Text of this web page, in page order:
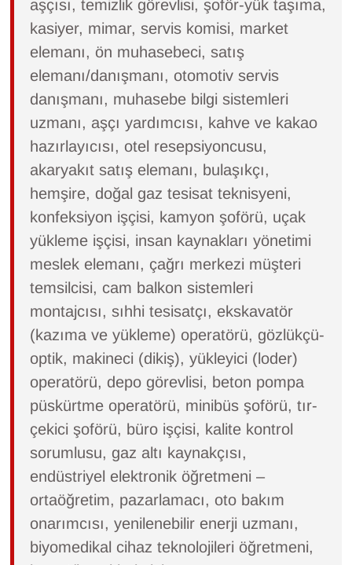
aşçısı, temizlik görevlisi, şoför-yük taşıma,
kasiyer, mimar, servis komisi, market
elemanı, ön muhasebeci, satış
elemanı/danışmanı, otomotiv servis
danışmanı, muhasebe bilgi sistemleri
uzmanı, aşçı yardımcısı, kahve ve kakao
hazırlayıcısı, otel resepsiyoncusu,
akaryakıt satış elemanı, bulaşıkçı,
hemşire, doğal gaz tesisat teknisyeni,
konfeksiyon işçisi, kamyon şoförü, uçak
yükleme işçisi, insan kaynakları yönetimi
meslek elemanı, çağrı merkezi müşteri
temsilcisi, cam balkon sistemleri
montajcısı, sıhhi tesisatçı, ekskavatör
(kazıma ve yükleme) operatörü, gözlükçü-
optik, makineci (dikiş), yükleyici (loder)
operatörü, depo görevlisi, beton pompa
püskürtme operatörü, minibüs şoförü, tır-
çekici şoförü, büro işçisi, kalite kontrol
sorumlusu, gaz altı kaynakçısı,
endüstriyel elektronik öğretmeni –
ortaöğretim, pazarlamacı, oto bakım
onarımcısı, yenilenebilir enerji uzmanı,
biyomedikal cihaz teknolojileri öğretmeni,
POLİTİKA
Resmi İlanlar
RÖPORTAJ
SAĞLIK
Seri İlan
Sinema - TV
SİYASET
TEBRİK
TEKNOLOJİ
Turizm
VAN'DA SPOR
Vasıta
YAŞAM